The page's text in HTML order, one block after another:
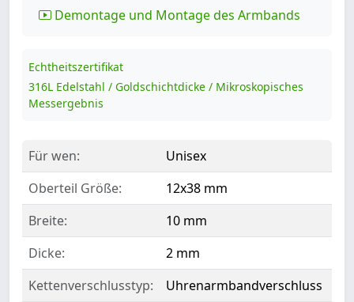
Demontage und Montage des Armbands
Echtheitszertifikat
316L Edelstahl / Goldschichtdicke / Mikroskopisches
Messergebnis
Für wen:
Unisex
Oberteil Größe:
12x38 mm
Breite:
10 mm
Dicke:
2 mm
Kettenverschlusstyp:
Uhrenarmbandverschluss